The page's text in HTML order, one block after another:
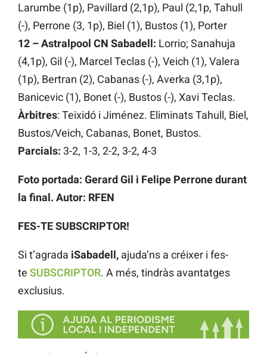
Larumbe (1p), Pavillard (2,1p), Paul (2,1p, Tahull
(-), Perrone (3, 1p), Biel (1), Bustos (1), Porter
12 – Astralpool CN Sabadell: Lorrio; Sanahuja
(4,1p), Gil (-), Marcel Teclas (-), Veich (1), Valera
(1p), Bertran (2), Cabanas (-), Averka (3,1p),
Banicevic (1), Bonet (-), Bustos (-), Xavi Teclas.
Àrbitres: Teixidó i Jiménez. Eliminats Tahull, Biel,
Bustos/Veich, Cabanas, Bonet, Bustos.
Parcials: 3-2, 1-3, 2-2, 3-2, 4-3
Foto portada: Gerard Gil i Felipe Perrone durant
la final. Autor: RFEN
FES-TE SUBSCRIPTOR!
Si t’agrada iSabadell, ajuda’ns a créixer i fes-
te SUBSCRIPTOR. A més, tindràs avantatges
exclusius.